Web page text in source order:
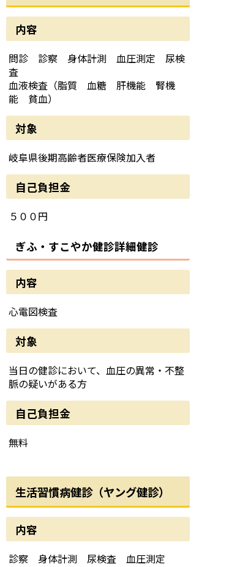
内容
問診 診察 身体計測 血圧測定 尿検
査
血液検査（脂質 血糖 肝機能 腎機
能 貧血）
対象
岐阜県後期高齢者医療保険加入者
自己負担金
５００円
ぎふ・すこやか健診詳細健診
内容
心電図検査
対象
当日の健診において、血圧の異常・不整
脈の疑いがある方
自己負担金
無料
生活習慣病健診（ヤング健診）
内容
診察 身体計測 尿検査 血圧測定